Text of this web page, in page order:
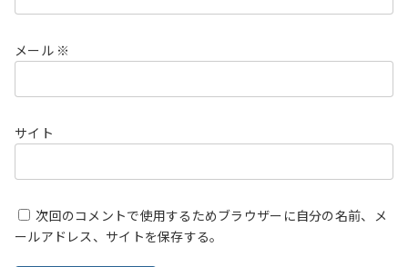
メール ※
サイト
次回のコメントで使用するためブラウザーに自分の名前、メ
ールアドレス、サイトを保存する。